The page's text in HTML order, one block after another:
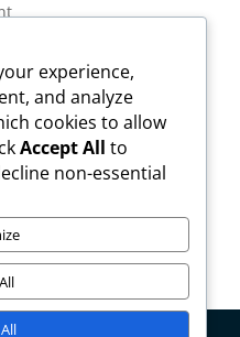
experience,
and analyze
cookies to allow
Accept All to
non-essential